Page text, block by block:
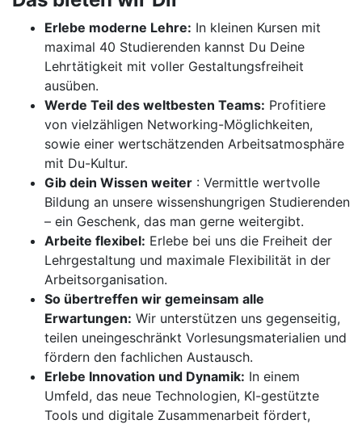
Erlebe moderne Lehre: In kleinen Kursen mit
maximal 40 Studierenden kannst Du Deine
Lehrtätigkeit mit voller Gestaltungsfreiheit
ausüben.
Werde Teil des weltbesten Teams: Profitiere
von vielzähligen Networking-Möglichkeiten,
sowie einer wertschätzenden Arbeitsatmosphäre
mit Du-Kultur.
Gib dein Wissen weiter : Vermittle wertvolle
Bildung an unsere wissenshungrigen Studierenden
– ein Geschenk, das man gerne weitergibt.
Arbeite flexibel: Erlebe bei uns die Freiheit der
Lehrgestaltung und maximale Flexibilität in der
Arbeitsorganisation.
So übertreffen wir gemeinsam alle
Erwartungen: Wir unterstützen uns gegenseitig,
teilen uneingeschränkt Vorlesungsmaterialien und
fördern den fachlichen Austausch.
Erlebe Innovation und Dynamik: In einem
Umfeld, das neue Technologien, KI-gestützte
Tools und digitale Zusammenarbeit fördert,